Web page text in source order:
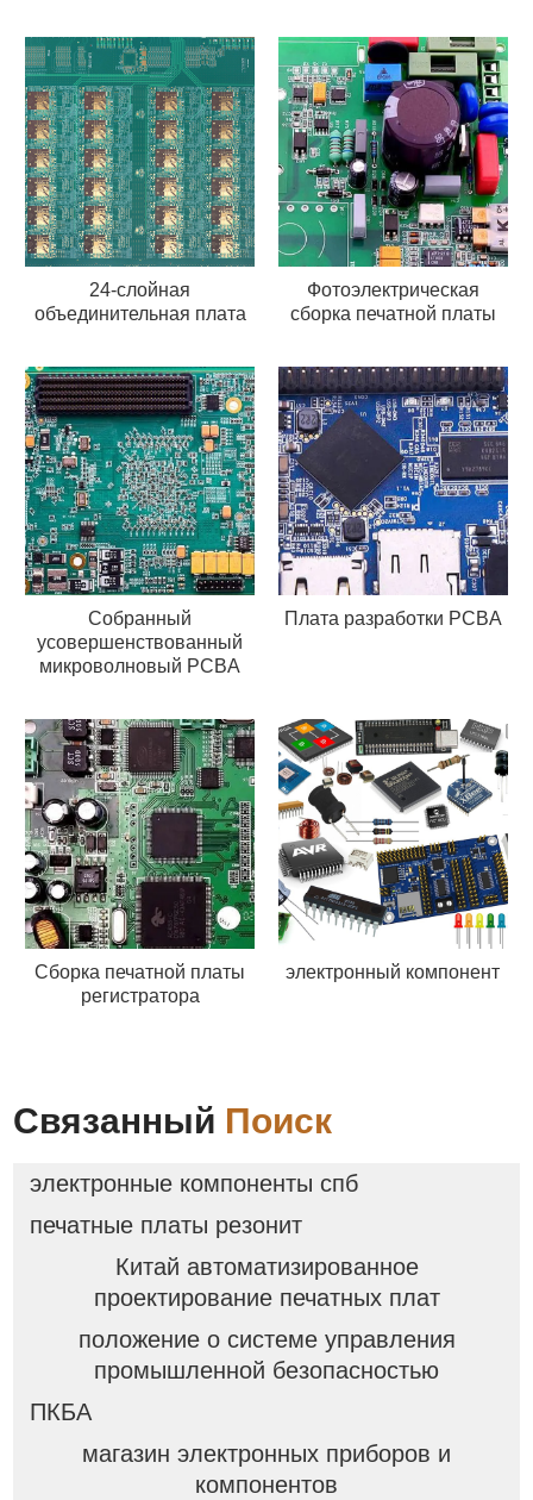
24-слойная
объединительная плата
Фотоэлектрическая
сборка печатной платы
Собранный
усовершенствованный
микроволновый PCBA
Плата разработки PCBA
Сборка печатной платы
регистратора
электронный компонент
Связанный Поиск
электронные компоненты спб
печатные платы резонит
Китай автоматизированное
проектирование печатных плат
положение о системе управления
промышленной безопасностью
ПКБА
магазин электронных приборов и
компонентов